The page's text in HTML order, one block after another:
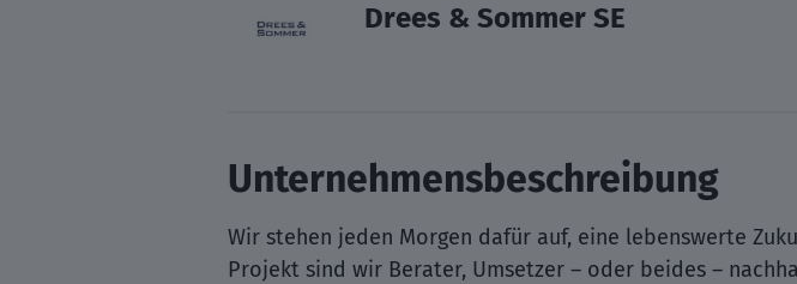
Drees & Sommer SE
Unternehmensbeschreibung
Wir stehen jeden Morgen dafür auf, eine lebenswerte
Projekt sind wir Berater, Umsetzer – oder beides –